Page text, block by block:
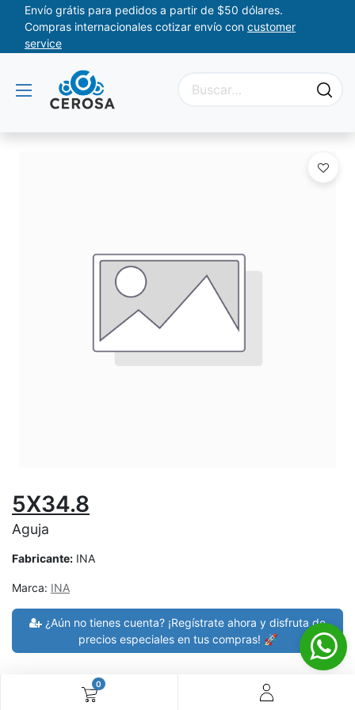
0
Envío grátis para pedidos a partir de $50 dólares.
Compras internacionales cotizar envío con customer
service
5X34.8
Aguja
Fabricante: INA
Marca: INA
¿Aún no tienes cuenta? ¡Regístrate ahora y disfruta de
precios especiales en tus compras! 🚀
30 días de devolución